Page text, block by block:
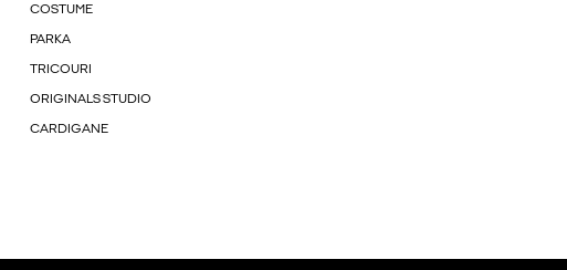
COSTUME
PARKA
TRICOURI
ORIGINALS STUDIO
CARDIGANE